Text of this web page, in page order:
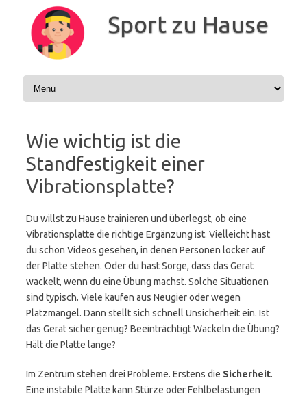
Inhalt
springen
Sport zu Hause
Wie wichtig ist die
Standfestigkeit einer
Vibrationsplatte?
Du willst zu Hause trainieren und überlegst, ob eine
Vibrationsplatte die richtige Ergänzung ist. Vielleicht hast
du schon Videos gesehen, in denen Personen locker auf
der Platte stehen. Oder du hast Sorge, dass das Gerät
wackelt, wenn du eine Übung machst. Solche Situationen
sind typisch. Viele kaufen aus Neugier oder wegen
Platzmangel. Dann stellt sich schnell Unsicherheit ein. Ist
das Gerät sicher genug? Beeinträchtigt Wackeln die Übung?
Hält die Platte lange?
Im Zentrum stehen drei Probleme. Erstens die Sicherheit.
Eine instabile Platte kann Stürze oder Fehlbelastungen